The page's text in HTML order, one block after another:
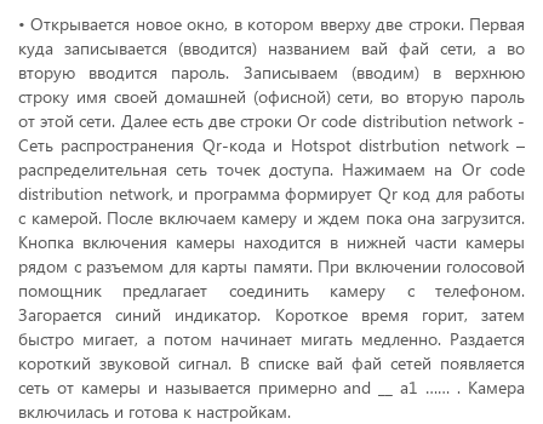
• Открывается новое окно, в котором вверху две строки. Первая
куда записывается (вводится) названием вай фай сети, а во
вторую вводится пароль. Записываем (вводим) в верхнюю
строку имя своей домашней (офисной) сети, во вторую пароль
от этой сети. Далее есть две строки Or code distribution network -
Сеть распространения Qr-кода и Hotspot distrbution network –
распределительная сеть точек доступа. Нажимаем на Or code
distribution network, и программа формирует Qr код для работы
с камерой. После включаем камеру и ждем пока она загрузится.
Кнопка включения камеры находится в нижней части камеры
рядом с разъемом для карты памяти. При включении голосовой
помощник предлагает соединить камеру с телефоном.
Загорается синий индикатор. Короткое время горит, затем
быстро мигает, а потом начинает мигать медленно. Раздается
короткий звуковой сигнал. В списке вай фай сетей появляется
сеть от камеры и называется примерно and __ a1 …… . Камера
включилась и готова к настройкам.